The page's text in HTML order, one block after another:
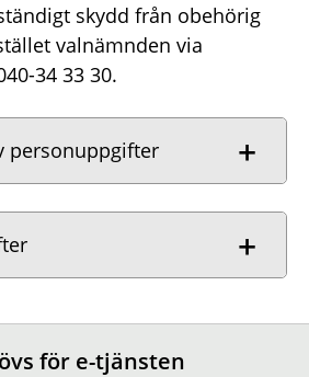
skydd från obehörig
valnämnden via
34 33 30.
personuppgifter
för e-tjänsten